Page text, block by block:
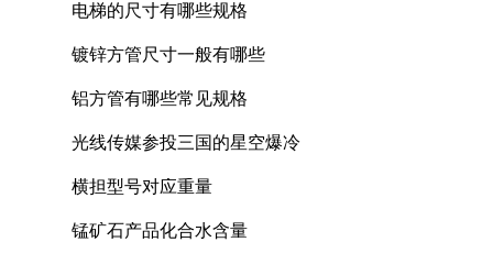
电梯的尺寸有哪些规格
镀锌方管尺寸一般有哪些
铝方管有哪些常见规格
光线传媒参投三国的星空爆冷
横担型号对应重量
锰矿石产品化合水含量